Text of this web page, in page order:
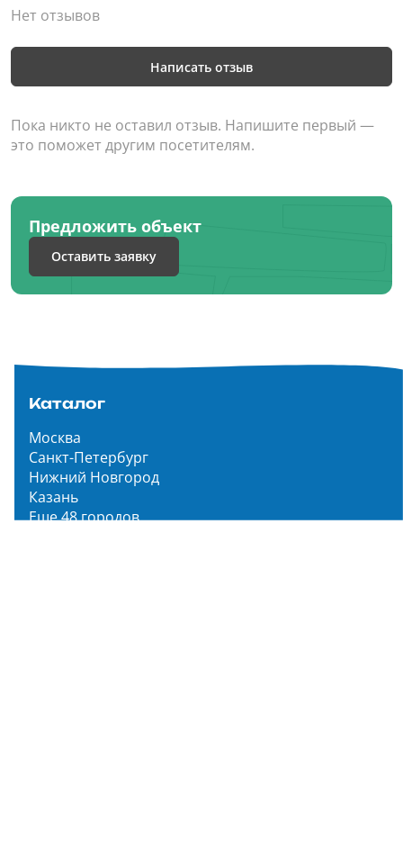
Нет отзывов
Написать отзыв
Пока никто не оставил отзыв. Напишите первый —
это поможет другим посетителям.
Предложить объект
Оставить заявку
Каталог
Москва
Санкт-Петербург
Нижний Новгород
Казань
Еще 48 городов